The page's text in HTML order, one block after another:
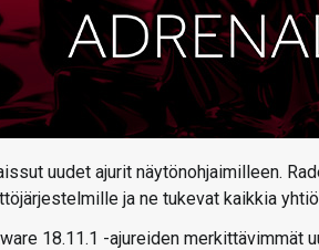
uudet ajurit näytönohjaimilleen.
ja ne tukevat kaikkia
18.11.1 -ajureiden